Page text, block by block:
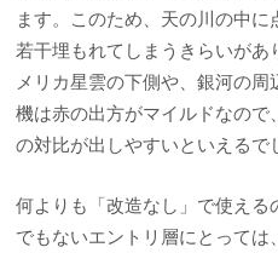
ます。このため、天の川の中
若干埋もれてしまうきらいが
メリカ星雲の下側や、銀河の
機は赤の出方がマイルドなの
の対比が出しやすいといえるで
何よりも「改造なし」で使え
でもないエントリ層にとって